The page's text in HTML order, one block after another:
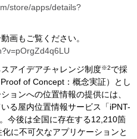
store/apps/details?
画もご覧ください。
アイデアチャレンジ制度※2で採
Proof of Concept ：概念実証）とし
ョンへの位置情報の提供には、
る屋内位置情報サービス「iPNT-
今後は全国に存在する12,210箇
に不可欠なアプリケーションと